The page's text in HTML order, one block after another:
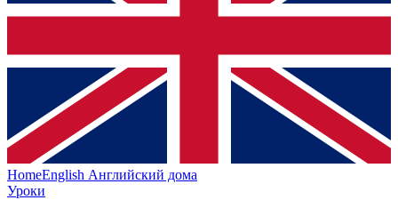
HomeEnglish Английский дома
Уроки